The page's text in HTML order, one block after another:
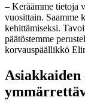
– Keräämme tietoja
vuosittain. Saamme
kehittämiseksi.
päätöstemme
korvauspäällikkö
Asiakkaiden